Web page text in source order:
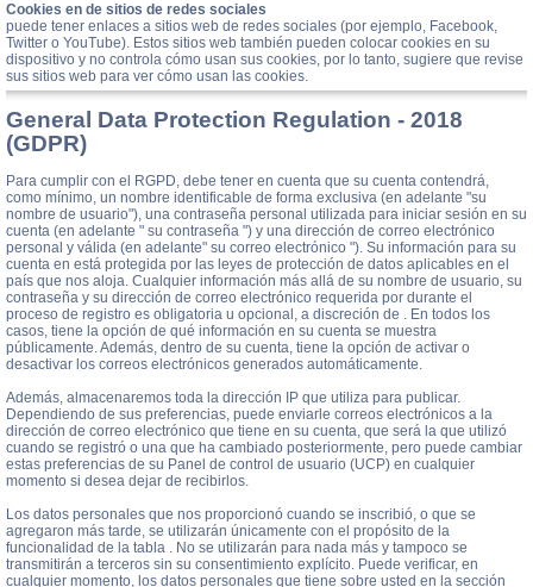
Cookies en de sitios de redes sociales
puede tener enlaces a sitios web de redes sociales (por ejemplo, Facebook,
Twitter o YouTube). Estos sitios web también pueden colocar cookies en su
dispositivo y no controla cómo usan sus cookies, por lo tanto, sugiere que revise
sus sitios web para ver cómo usan las cookies.
General Data Protection Regulation - 2018
(GDPR)
Para cumplir con el RGPD, debe tener en cuenta que su cuenta contendrá,
como mínimo, un nombre identificable de forma exclusiva (en adelante "su
nombre de usuario"), una contraseña personal utilizada para iniciar sesión en su
cuenta (en adelante " su contraseña ") y una dirección de correo electrónico
personal y válida (en adelante" su correo electrónico "). Su información para su
cuenta en está protegida por las leyes de protección de datos aplicables en el
país que nos aloja. Cualquier información más allá de su nombre de usuario, su
contraseña y su dirección de correo electrónico requerida por durante el
proceso de registro es obligatoria u opcional, a discreción de . En todos los
casos, tiene la opción de qué información en su cuenta se muestra
públicamente. Además, dentro de su cuenta, tiene la opción de activar o
desactivar los correos electrónicos generados automáticamente.
Además, almacenaremos toda la dirección IP que utiliza para publicar.
Dependiendo de sus preferencias, puede enviarle correos electrónicos a la
dirección de correo electrónico que tiene en su cuenta, que será la que utilizó
cuando se registró o una que ha cambiado posteriormente, pero puede cambiar
estas preferencias de su Panel de control de usuario (UCP) en cualquier
momento si desea dejar de recibirlos.
Los datos personales que nos proporcionó cuando se inscribió, o que se
agregaron más tarde, se utilizarán únicamente con el propósito de la
funcionalidad de la tabla . No se utilizarán para nada más y tampoco se
transmitirán a terceros sin su consentimiento explícito. Puede verificar, en
cualquier momento, los datos personales que tiene sobre usted en la sección